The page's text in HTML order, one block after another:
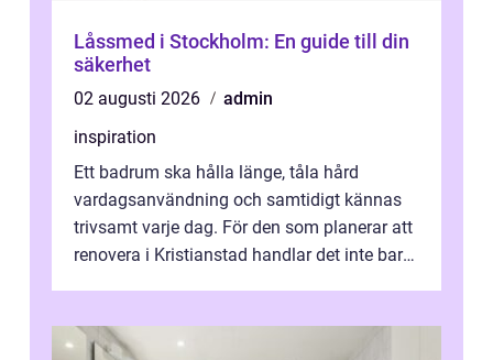
Låssmed i Stockholm: En guide till din
säkerhet
02 augusti 2026
admin
inspiration
Ett badrum ska hålla länge, tåla hård
vardagsanvändning och samtidigt kännas
trivsamt varje dag. För den som planerar att
renovera i Kristianstad handlar det inte bara